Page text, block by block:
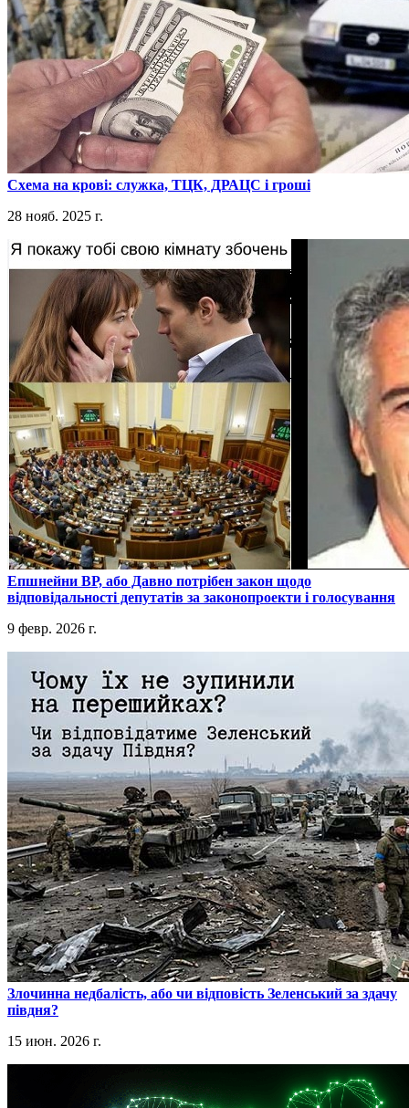
​Схема на крові: служка, ТЦК, ДРАЦС і гроші
28 нояб. 2025 г.
​Епшнейни ВР, або Давно потрібен закон щодо
відповідальності депутатів за законопроекти і голосування
9 февр. 2026 г.
​Злочинна недбалість, або чи відповість Зеленський за здачу
півдня?
15 июн. 2026 г.